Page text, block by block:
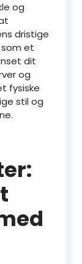
og
dristige
et
dit
og
fysiske
stil og